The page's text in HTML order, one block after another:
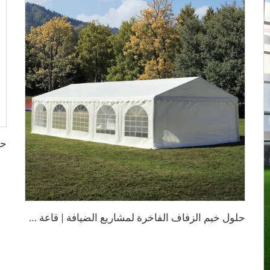
ح
لول خيم الزفاف الفاخرة لمشاريع الضيافة | قاعة ولائم بدون دعامات داخلية مع جدران جانبية زجاجية وديكور داخلي